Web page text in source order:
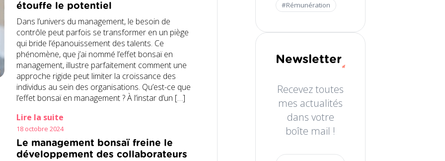
étouffe le potentiel
Dans l’univers du management, le besoin de
contrôle peut parfois se transformer en un piège
qui bride l’épanouissement des talents. Ce
phénomène, que j’ai nommé l’effet bonsaï en
management, illustre parfaitement comment une
approche rigide peut limiter la croissance des
individus au sein des organisations. Qu’est-ce que
l’effet bonsaï en management ? À l’instar d’un […]
Lire la suite
18 octobre 2024
Le management bonsaï freine le
développement des collaborateurs
#Rémunération
Newsletter
Recevez toutes
mes actualités
dans votre
boîte mail !